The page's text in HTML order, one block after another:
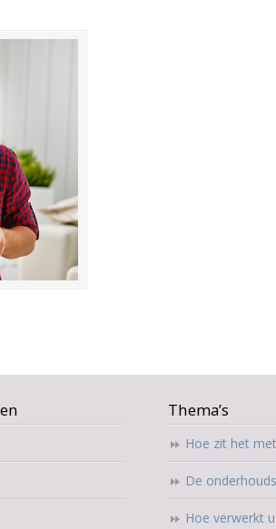
Thema’s
Hoe zit het
De
Hoe verwerkt